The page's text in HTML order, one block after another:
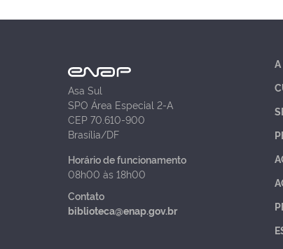
Asa Sul
SPO Área Especial 2-A
CEP 70.610-900
Brasília/DF
Horário de funcionamento
08h00 às 18h00
Contato
biblioteca@enap.gov.br
A